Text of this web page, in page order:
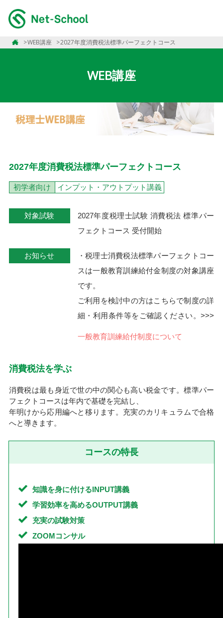
WEB講座 2027年度消費税法標準パーフェクトコース
WEB講座
2027年度消費税法標準パーフェクトコース
初学者向け インプット・アウトプット講義
対象試験
2027年度税理士試験 消費税法 標準パー
フェクトコース 受付開始
お知らせ
・税理士消費税法標準パーフェクトコー
スは一般教育訓練給付金制度の対象講座
です。
ご利用を検討中の方はこちらで制度の詳
細・利用条件等をご確認ください。>>>
一般教育訓練給付制度について
消費税法を学ぶ
消費税は最も身近で世の中の関心も高い税金です。標準パー
フェクトコースは年内で基礎を完結し、
年明けから応用編へと移ります。充実のカリキュラムで合格
へと導きます。
コースの特長
知識を身に付けるINPUT講義
学習効率を高めるOUTPUT講義
充実の試験対策
ZOOMコンサル